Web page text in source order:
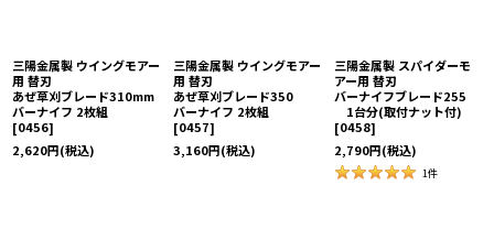
三陽金属製 ウイングモアー
用 替刃
あぜ草刈ブレード310mm
バーナイフ 2枚組
[0456]
2,620円(税込)
三陽金属製 ウイングモアー
用 替刃
あぜ草刈ブレード350
バーナイフ 2枚組
[0457]
3,160円(税込)
三陽金属製 スパイダーモ
アー用 替刃
バーナイフブレード255
1台分(取付ナット付)
[0458]
2,790円(税込)
1件